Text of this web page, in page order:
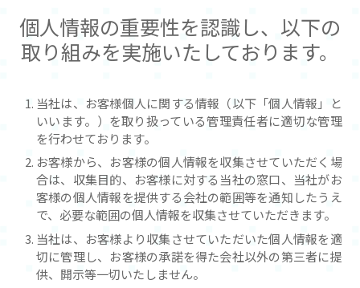
個人情報の重要性を認識し、 以下の
取り組みを実施いたしております。
当社は、お客様個人に関する情報（以下「個人情報」と
いいます。）を取り扱っている管理責任者に適切な管理
を行わせております。
お客様から、お客様の個人情報を収集させていただく場
合は、収集目的、お客様に対する当社の窓口、当社がお
客様の個人情報を提供する会社の範囲等を通知したうえ
で、必要な範囲の個人情報を収集させていただきます。
当社は、お客様より収集させていただいた個人情報を適
切に管理し、お客様の承諾を得た会社以外の第三者に提
供、開示等一切いたしません。